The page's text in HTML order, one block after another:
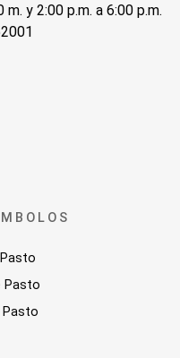
y 2:00 p.m. a 6:00 p.m.
Pasto
Pasto